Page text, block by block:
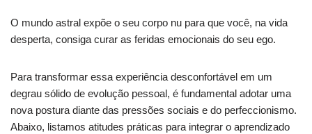
O mundo astral expõe o seu corpo nu para que você, na vida
desperta, consiga curar as feridas emocionais do seu ego.
Para transformar essa experiência desconfortável em um
degrau sólido de evolução pessoal, é fundamental adotar uma
nova postura diante das pressões sociais e do perfeccionismo.
Abaixo, listamos atitudes práticas para integrar o aprendizado